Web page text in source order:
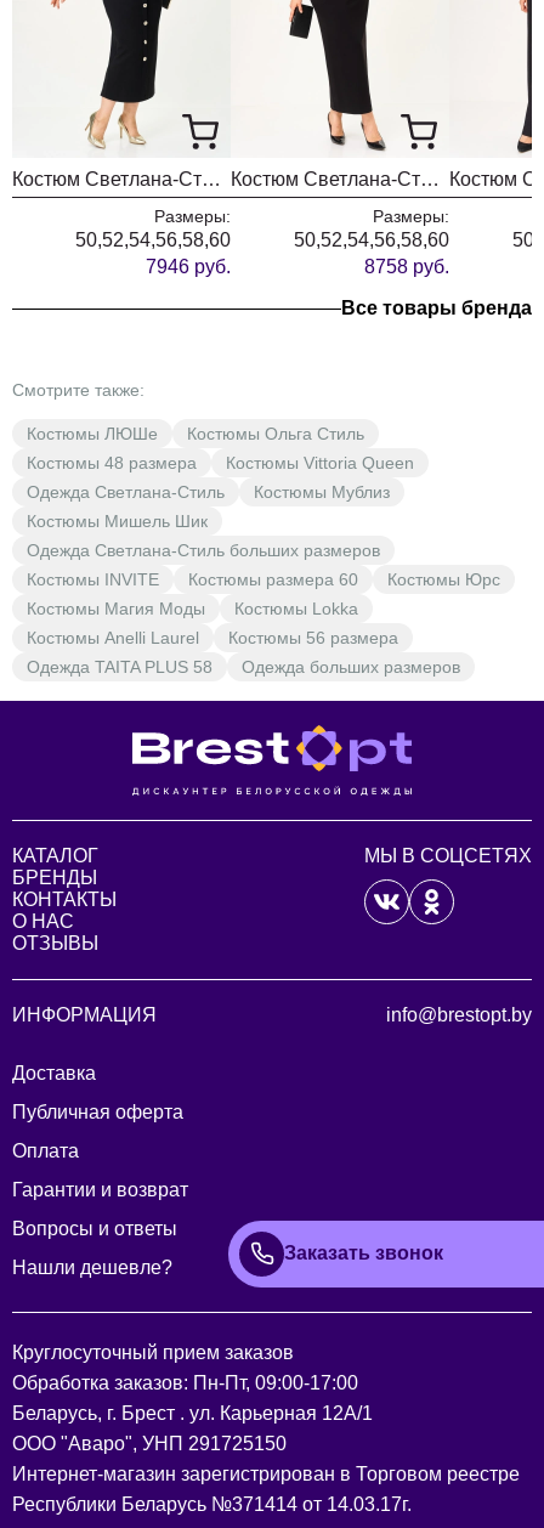
Костюм Светлана-Стиль 2376 черный
Размеры:
50,52,54,56,58,60
7946 руб.
Костюм Светлана-Стиль 2348 черный
Размеры:
50,52,54,56,58,60
8758 руб.
Все товары бренда
Смотрите также:
Костюмы ЛЮШе
Костюмы Ольга Стиль
Костюмы 48 размера
Костюмы Vittoria Queen
Одежда Светлана-Стиль
Костюмы Мублиз
Костюмы Мишель Шик
Одежда Светлана-Стиль больших размеров
Костюмы INVITE
Костюмы размера 60
Костюмы Юрс
Костюмы Магия Моды
Костюмы Lokka
Костюмы Anelli Laurel
Костюмы 56 размера
Одежда TAITA PLUS 58
Одежда больших размеров
КАТАЛОГ
БРЕНДЫ
КОНТАКТЫ
О НАС
ОТЗЫВЫ
МЫ В СОЦСЕТЯХ
ИНФОРМАЦИЯ
Доставка
Публичная оферта
Оплата
Гарантии и возврат
Вопросы и ответы
Нашли дешевле?
info@brestopt.by
Заказать звонок
Круглосуточный прием заказов
Обработка заказов: Пн-Пт, 09:00-17:00
Беларусь, г. Брест . ул. Карьерная 12А/1
ООО "Аваро", УНП 291725150
Интернет-магазин зарегистрирован в Торговом реестре
Республики Беларусь №371414 от 14.03.17г.